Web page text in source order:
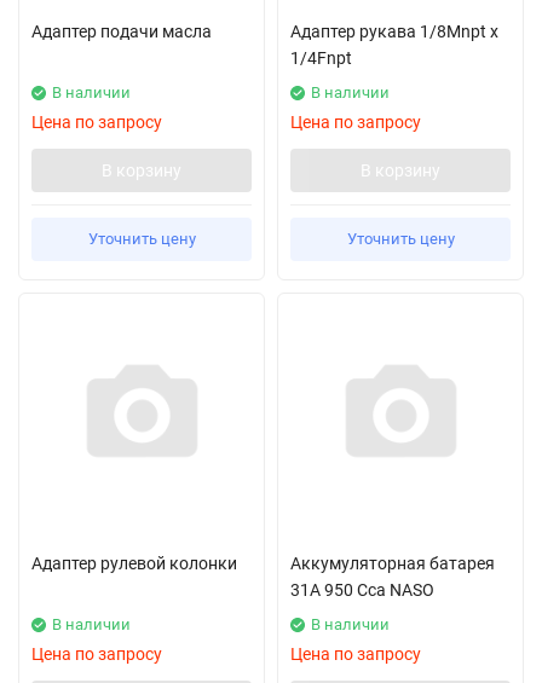
Адаптер подачи масла
В наличии
Цена по запросу
В корзину
Уточнить цену
Адаптер рукава 1/8Mnpt x
1/4Fnpt
В наличии
Цена по запросу
В корзину
Уточнить цену
Адаптер рулевой колонки
В наличии
Цена по запросу
Аккумуляторная батарея
31A 950 Cca NASO
В наличии
Цена по запросу